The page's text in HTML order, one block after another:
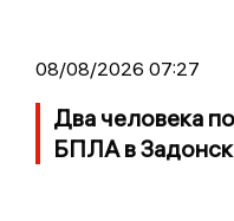
08/08/2026 07:27
Два человека
БПЛА в